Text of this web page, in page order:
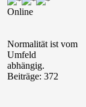
Online
Normalität ist vom
Umfeld
abhängig.
Beiträge: 372